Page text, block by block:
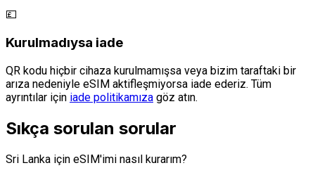
💷
Kurulmadıysa iade
QR kodu hiçbir cihaza kurulmamışsa veya bizim taraftaki bir
arıza nedeniyle eSIM aktifleşmiyorsa iade ederiz. Tüm
ayrıntılar için iade politikamıza göz atın.
Sıkça sorulan sorular
Sri Lanka için eSIM'imi nasıl kurarım?